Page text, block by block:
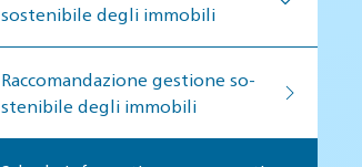
sostenibile degli immobili
Raccomandazione gestione so­
ste­ni­bi­le de­gli im­mo­bi­li